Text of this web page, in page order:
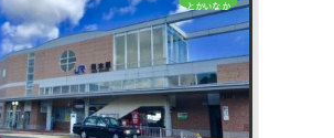
伝統的建造物群保存地区に指定さ
。さらに、海辺の景色を楽しむ「サ
ロード」や、地元の新鮮な海産物を
大崎上島漁港」も魅力です。これら
り、大崎上島町は自然、歴史、食が
とかいなか